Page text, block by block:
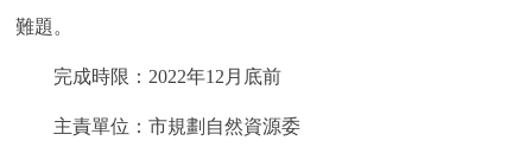
難題。
完成時限：2022年12月底前
主責單位：市規劃自然資源委